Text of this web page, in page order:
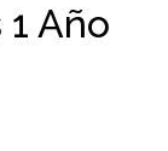
Año